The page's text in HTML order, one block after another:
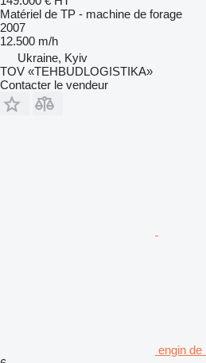
Matériel de TP - machine de forage
2007
12.500 m/h
Ukraine, Kyiv
TOV «TEHBUDLOGISTIKA»
Contacter le vendeur
engin de